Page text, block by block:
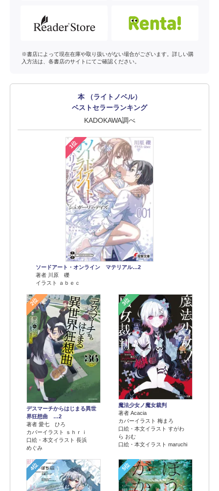
※書店によって現在在庫や取り扱いがない場合がございます。詳しい購
入方法は、各書店のサイトにてご確認ください。
本 （ライトノベル）
ベストセラーランキング
KADOKAWA調べ
1位
ソードアート・オンライン マテリアル…2
著者 川原 礫
イラスト ａｂｅｃ
2位
デスマーチからはじまる異世
界狂想曲 …2
著者 愛七 ひろ
カバーイラスト ｓｈｒｉ
口絵・本文イラスト 長浜
めぐみ
3位
魔法少女ノ魔女裁判
著者 Acacia
カバーイラスト 梅まろ
口絵・本文イラスト すがわ
ら おむ
口絵・本文イラスト maruchi
4位 5位